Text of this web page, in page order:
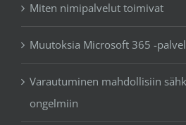
Miten nimipalvelut toimivat
Muutoksia Microsoft 365 -
Varautuminen mahdollisiin
ongelmiin